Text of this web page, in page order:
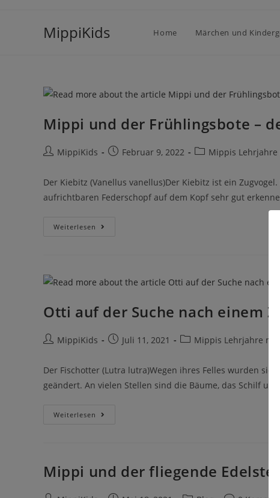
MippiKids Home Märchen und
Mippi und der Frühlingsbote –
MippiKids Februar 9, 2022 Mippis
Der Kiebitz (Vanellus vanellus)Der Kiebitz ist ein
aufrichtbaren Federschopf auf dem Kopf sehr gut
Weiterlesen
Otti auf der Suche nach einem
MippiKids Juli 11, 2021 Mippis Lehrjahre
Der Fischotter (Lutra lutra)Wegen ihres Felles wurden
geändert. An vielen Stellen sind die Bäume, das Schilf
Weiterlesen
Mippi und der fliegende Edelstein